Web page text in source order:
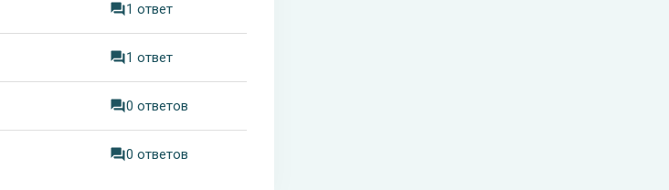
1 ответ
1 ответ
0 ответов
0 ответов